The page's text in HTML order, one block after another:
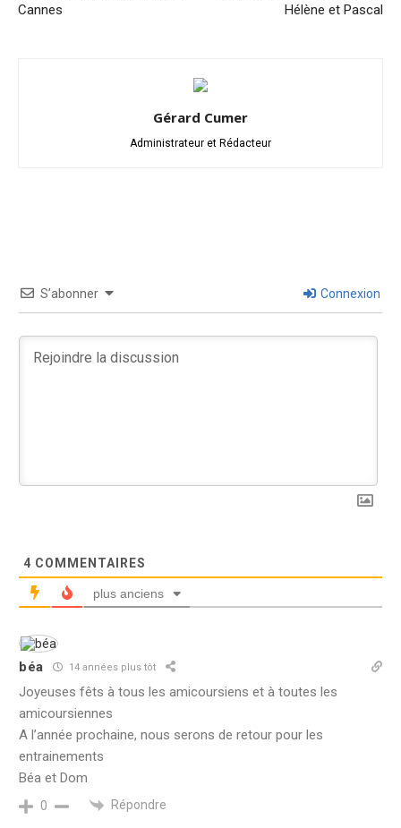
Cannes
Hélène et Pascal
Gérard Cumer
Administrateur et Rédacteur
S’abonner Connexion
4 COMMENTAIRES
plus anciens
béa 14 années plus tôt
Joyeuses fêts à tous les amicoursiens et à toutes les
amicoursiennes
A l’année prochaine, nous serons de retour pour les
entrainements
Béa et Dom
0 Répondre